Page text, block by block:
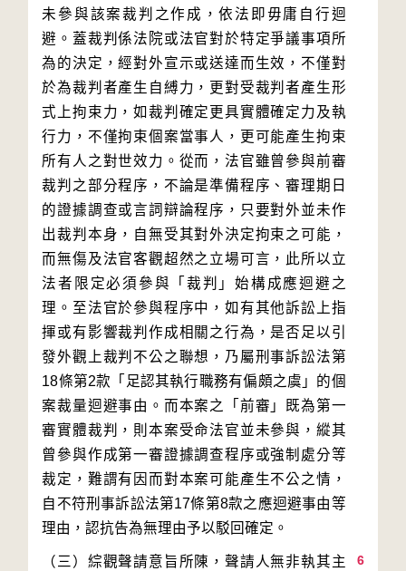
未參與該案裁判之作成，依法即毋庸自行迴
避。蓋裁判係法院或法官對於特定爭議事項所
為的決定，經對外宣示或送達而生效，不僅對
於為裁判者產生自縛力，更對受裁判者產生形
式上拘束力，如裁判確定更具實體確定力及執
行力，不僅拘束個案當事人，更可能產生拘束
所有人之對世效力。從而，法官雖曾參與前審
裁判之部分程序，不論是準備程序、審理期日
的證據調查或言詞辯論程序，只要對外並未作
出裁判本身，自無受其對外決定拘束之可能，
而無傷及法官客觀超然之立場可言，此所以立
法者限定必須參與「裁判」始構成應迴避之
理。至法官於參與程序中，如有其他訴訟上指
揮或有影響裁判作成相關之行為，是否足以引
發外觀上裁判不公之聯想，乃屬刑事訴訟法第
18條第2款「足認其執行職務有偏頗之虞」的個
案裁量迴避事由。而本案之「前審」既為第一
審實體裁判，則本案受命法官並未參與，縱其
曾參與作成第一審證據調查程序或強制處分等
裁定，難謂有因而對本案可能產生不公之情，
自不符刑事訴訟法第17條第8款之應迴避事由等
6
（三）綜觀聲請意旨所陳，聲請人無非執其主